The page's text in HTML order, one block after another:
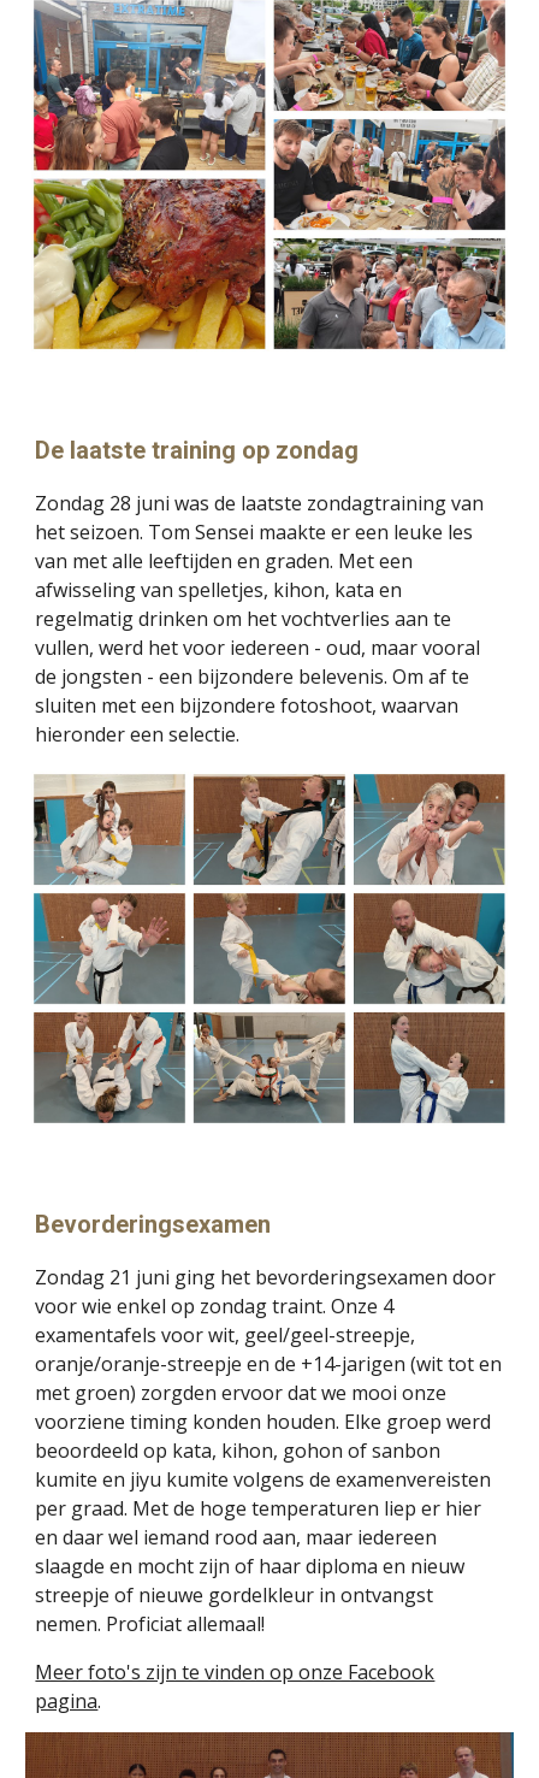
De laatste training op zondag
Zondag 28 juni was de laatste zondagtraining van
het seizoen. Tom Sensei maakte er een leuke les
van met alle leeftijden en graden. Met een
afwisseling van spelletjes, kihon, kata en
regelmatig drinken om het vochtverlies aan te
vullen, werd het voor iedereen - oud, maar vooral
de jongsten - een bijzondere belevenis. Om af te
sluiten met een bijzondere fotoshoot, waarvan
hierondereen selectie.
Bevorderingsexamen
Zondag 21 juni ging het bevorderingsexamen door
voor wie enkel op zondag traint. Onze 4
examentafels voor wit, geel/geel-streepje,
oranje/oranje-streepje en de +14-jarigen (wit tot en
met groen) zorgden ervoor dat we mooi onze
voorziene timing konden houden. Elke groep werd
beoordeeld op kata, kihon, gohon of sanbon
kumite en jiyu kumite volgens de examenvereisten
per graad. Met de hoge temperaturen liep er hier
en daar wel iemand rood aan, maar iedereen
slaagde en mocht zijn of haar diploma en nieuw
streepje of nieuwe gordelkleur in ontvangst
nemen. Proficiat allemaal!
Meer foto's zijn te vinden op onze Facebook
pagina.